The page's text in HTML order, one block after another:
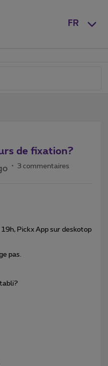
FR
de fixation?
3 commentaires
Pickx App sur deskotop
pas.